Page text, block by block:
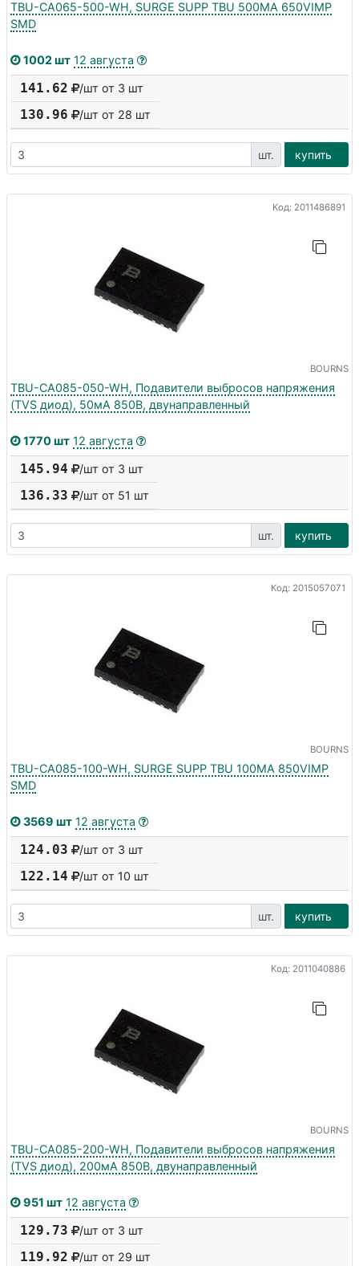
TBU-CA065-500-WH, SURGE SUPP TBU 500MA 650VIMP
SMD
1002 шт 12 августа
141.62 /шт от 3 шт
130.96 /шт от 28 шт
шт. купить
Код: 2011486891
BOURNS
TBU-CA085-050-WH, Подавители выбросов напряжения
(TVS диод), 50мА 850В, двунаправленный
1770 шт 12 августа
145.94 /шт от 3 шт
136.33 /шт от 51 шт
шт. купить
Код: 2015057071
BOURNS
TBU-CA085-100-WH, SURGE SUPP TBU 100MA 850VIMP
SMD
3569 шт 12 августа
124.03 /шт от 3 шт
122.14 /шт от 10 шт
шт. купить
Код: 2011040886
BOURNS
TBU-CA085-200-WH, Подавители выбросов напряжения
(TVS диод), 200мА 850В, двунаправленный
951 шт 12 августа
129.73 /шт от 3 шт
119.92 /шт от 29 шт